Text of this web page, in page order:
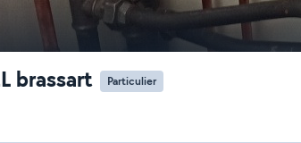
brassart Particulier